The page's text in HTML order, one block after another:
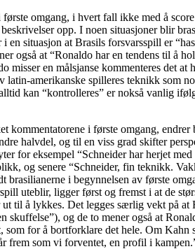
omgang, i hvert fall ikke med å
opp. I noen situasjoner blir
en situasjon at Brasils forsvarsspill er
også at “Ronaldo har en tendens til å
misser en målsjanse kommenteres det
latin-amerikanske spilleres teknikk som
kan “kontrolleres” er nokså vanlig
kommentatorene i første omgang, endrer
halvdel, og til en viss grad skifter
for eksempel “Schneider har herjet
og senere “Schneider, fin teknikk.
brasilianerne i begynnelsen av første
uteblir, ligger først og fremst i at de
ut til å lykkes. Det legges særlig vekt på
skuffelse”), og de to mener også at
som for å bortforklare det hele. Om Kahn
frem som vi forventet, en profil i